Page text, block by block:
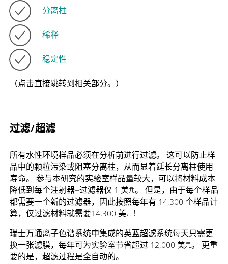
分离柱
稀释
稳定性
（点击直接跳转到相关部分。）
过滤/超滤
所有水性环境样品必须在分析前进行过滤。 这可以防止样
品中的颗粒污染或阻塞分离柱，从而显着延长分离柱使用
寿命。 参与本研究的实验室样品量较大，可以将材料成本
降低到每个注射器+过滤器仅 1 美元。 但是，由于每个样品
都需要一个新的过滤器，因此按照每年有 14,300 个样品计
算，仅过滤材料就需要14,300 美元！
瑞士万通离子色谱系统中集成的英蓝超滤系统每天只需更
换一张滤膜，每年可为实验室节省超过 12,000 美元。 更重
要的是，超滤过程是全自动的。